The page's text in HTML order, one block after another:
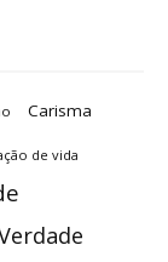
Carisma
de vida